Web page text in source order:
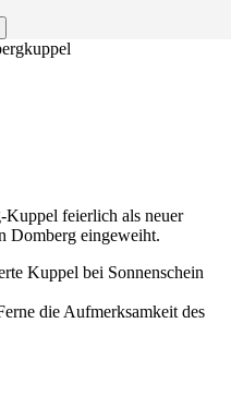
feierlich als neuer
Domberg eingeweiht.
Kuppel bei Sonnenschein
die Aufmerksamkeit des